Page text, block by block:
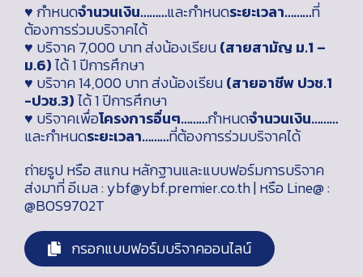
♥ กำหนดจำนวนเงิน………และกำหนดระยะเวลา………ที่
ต้องการร่วมบริจาคได้
♥ บริจาค 7,000 บาท ส่งน้องเรียน(สายสามัญ ม.1 –
ม.6)ได้ 1 ปีการศึกษา
♥ บริจาค 14,000 บาท ส่งน้องเรียน(สายอาชีพ ปวช.1
-ปวช.3)ได้ 1 ปีการศึกษา
♥ บริจาคเพื่อโครงการอื่นๆ………กำหนดจำนวนเงิน………
และกำหนดระยะเวลา………ที่ต้องการร่วมบริจาคได้
ถ่ายรูป หรือ สแกน หลักฐานและแบบฟอร์มการบริจาค
ส่งมาที่ อีเมล : ybf@ybf.premier.co.th | หรือ Line@ :
@BOS9702T
กรอกแบบฟอร์มบริจาคออนไลน์